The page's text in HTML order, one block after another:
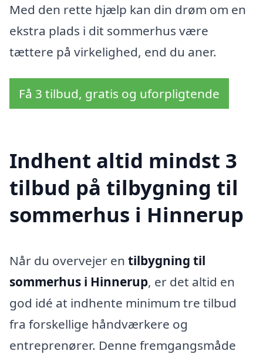
Med den rette hjælp kan din drøm om en
ekstra plads i dit sommerhus være
tættere på virkelighed, end du aner.
Få 3 tilbud, gratis og uforpligtende
Indhent altid mindst 3
tilbud på tilbygning til
sommerhus i Hinnerup
Når du overvejer en tilbygning til
sommerhus i Hinnerup, er det altid en
god idé at indhente minimum tre tilbud
fra forskellige håndværkere og
entreprenører. Denne fremgangsmåde